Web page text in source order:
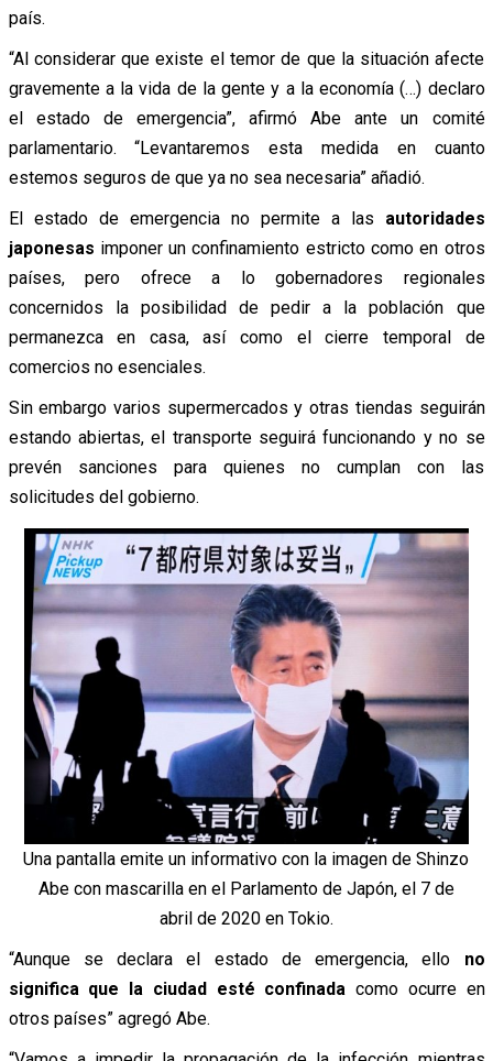
país.
“Al considerar que existe el temor de que la situación afecte
gravemente a la vida de la gente y a la economía (…) declaro
el estado de emergencia”, afirmó Abe ante un comité
parlamentario. “Levantaremos esta medida en cuanto
estemos seguros de que ya no sea necesaria” añadió.
El estado de emergencia no permite a las autoridades
japonesas imponer un confinamiento estricto como en otros
países, pero ofrece a lo gobernadores regionales
concernidos la posibilidad de pedir a la población que
permanezca en casa, así como el cierre temporal de
comercios no esenciales.
Sin embargo varios supermercados y otras tiendas seguirán
estando abiertas, el transporte seguirá funcionando y no se
prevén sanciones para quienes no cumplan con las
solicitudes del gobierno.
Una pantalla emite un informativo con la imagen de Shinzo
Abe con mascarilla en el Parlamento de Japón, el 7 de
abril de 2020 en Tokio.
“Aunque se declara el estado de emergencia, ello no
significa que la ciudad esté confinada como ocurre en
otros países” agregó Abe.